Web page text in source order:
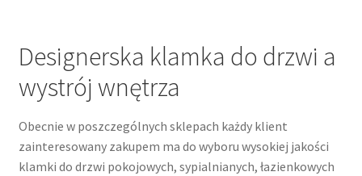
Designerska klamka do drzwi a
wystrój wnętrza
Obecnie w poszczególnych sklepach każdy klient
zainteresowany zakupem ma do wyboru wysokiej jakości
klamki do drzwi pokojowych, sypialnianych, łazienkowych